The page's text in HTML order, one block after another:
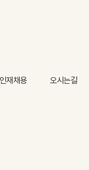
인재채용 오시는길